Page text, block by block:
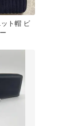
ト帽 ビ